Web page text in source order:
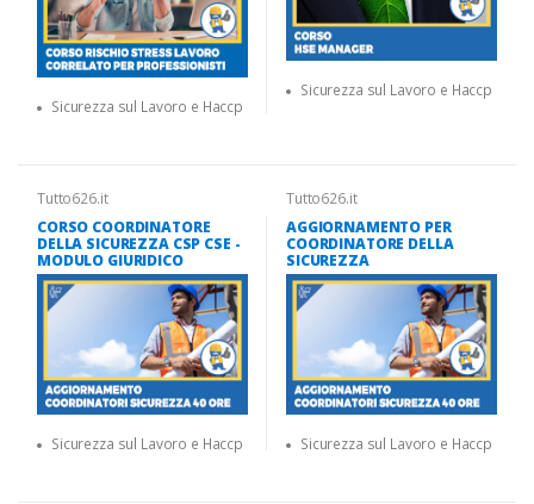
Sicurezza sul Lavoro e Haccp
Sicurezza sul Lavoro e Haccp
Tutto626.it
CORSO COORDINATORE
DELLA SICUREZZA CSP CSE -
MODULO GIURIDICO
Sicurezza sul Lavoro e Haccp
Tutto626.it
AGGIORNAMENTO PER
COORDINATORE DELLA
SICUREZZA
Sicurezza sul Lavoro e Haccp